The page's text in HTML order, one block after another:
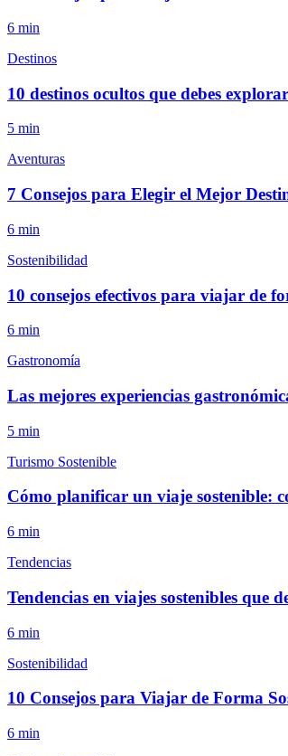
6 min
Destinos
10 destinos ocultos que debes
5 min
Aventuras
7 Consejos para Elegir el Mejor
6 min
Sostenibilidad
10 consejos efectivos para viajar de
6 min
Gastronomía
Las mejores experiencias
5 min
Turismo Sostenible
Cómo planificar un viaje sostenible:
6 min
Tendencias
Tendencias en viajes sostenibles que
6 min
Sostenibilidad
10 Consejos para Viajar de Forma
6 min